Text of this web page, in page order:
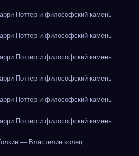
Поттер и философский камень
Поттер и философский камень
Поттер и философский камень
Поттер и философский камень
Поттер и философский камень
Поттер и философский камень
— Властелин колец